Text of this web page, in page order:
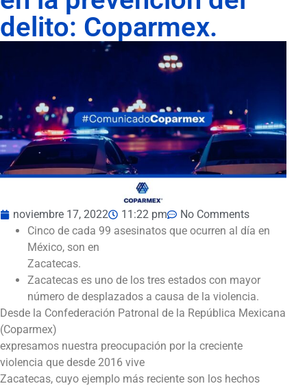
delito: Coparmex.
noviembre 17, 2022 11:22 pm
No Comments
Cinco de cada 99 asesinatos que ocurren al día en
México, son en
Zacatecas.
Zacatecas es uno de los tres estados con mayor
número de desplazados a causa de la violencia.
Desde la Confederación Patronal de la República Mexicana
(Coparmex)
expresamos nuestra preocupación por la creciente
violencia que desde 2016 vive
Zacatecas, cuyo ejemplo más reciente son los hechos